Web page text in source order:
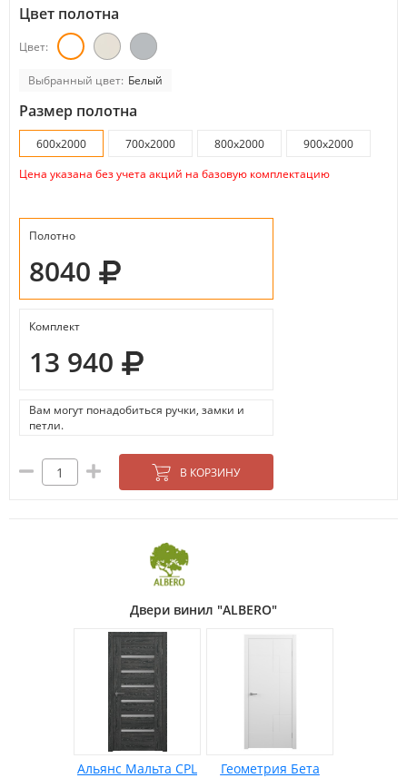
Цвет полотна
Цвет:
Выбранный цвет: Белый
Размер полотна
600x2000 700x2000 800x2000
900x2000
Цена указана без учета акций на базовую комплектацию
Полотно
8040
Комплект
13 940
Вам могут понадобиться ручки, замки и
петли.
В КОРЗИНУ
Двери винил "ALBERO"
Альянс Мальта CPL Геометрия Бета